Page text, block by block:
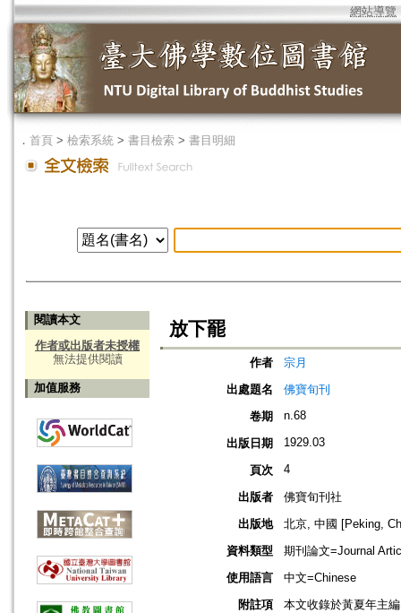
網站導覽
． 首頁 > 檢索系統 > 書目檢索 > 書目明細
閱讀本文
作者或出版者未授權
無法提供閱讀
加值服務
放下罷
作者
宗月
出處題名
佛寶旬刊
卷期
n.68
出版日期 1929.03
頁次 4
出版者
佛寶旬刊社
出版地
北京, 中國 [Peking,
資料類型
期刊論文=Journal
使用語言
中文=Chinese
附註項
本文收錄於黃夏年主